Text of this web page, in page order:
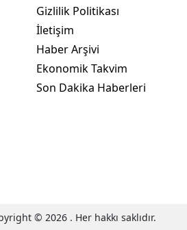
Gizlilik Politikası
İletişim
Haber Arşivi
Ekonomik Takvim
Son Dakika Haberleri
© 2026 . Her hakkı saklıdır.